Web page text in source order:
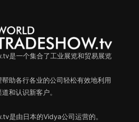
是一个集合了工业展览和贸易展览
助各行各业的公司轻松有效地利用
和认识新客户。
是由日本的Vidya公司运营的。